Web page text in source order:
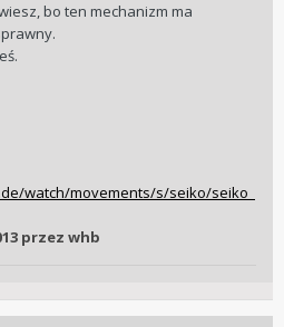
bo ten mechanizm ma
watch/movements/s/seiko/seiko_
przez whb